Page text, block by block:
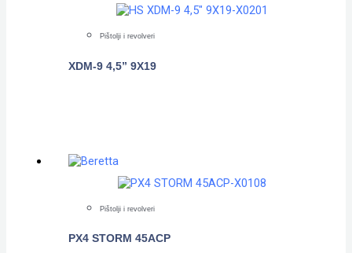
Pištolji i revolveri
XDM-9 4,5” 9X19
Pištolji i revolveri
PX4 STORM 45ACP